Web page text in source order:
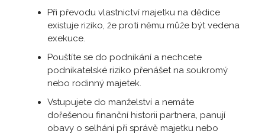
Při převodu vlastnictví majetku na dědice
existuje riziko, že proti němu může být vedena
exekuce.
Pouštíte se do podnikání a nechcete
podnikatelské riziko přenášet na soukromý
nebo rodinný majetek.
Vstupujete do manželství a nemáte
dořešenou finanční historii partnera, panují
obavy o selhání při správě majetku nebo